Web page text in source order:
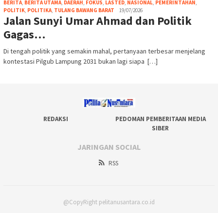
BERITA, BERITA UTAMA, DAERAH, FOKUS, LASTED, NASIONAL, PEMERINTAHAN,
POLITIK, POLITIKA, TULANG BAWANG BARAT 19/07/2026
Jalan Sunyi Umar Ahmad dan Politik
Gagas…
Di tengah politik yang semakin mahal, pertanyaan terbesar menjelang
kontestasi Pilgub Lampung 2031 bukan lagi siapa […]
REDAKSI
PEDOMAN PEMBERITAAN MEDIA
SIBER
JARINGAN SOCIAL
RSS
@CopyRight pelitanusantara.co.id